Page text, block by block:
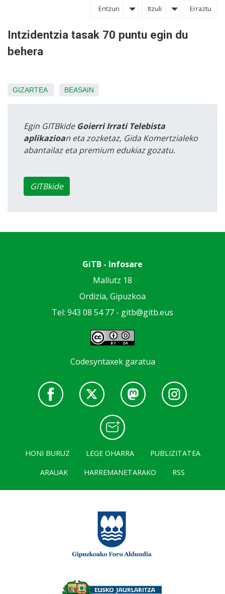
Entzun Itzuli Erraztu
Intzidentzia tasak 70 puntu egin du
behera
GIZARTEA BEASAIN
Egin GITBkide Goierri Irrati Telebista
aplikazioan eta zozketaz, Gida Komertzialeko
abantailaz eta premium edukiaz gozatu.
GITBkide
GiTB - Infosare
Mallutz 18
Ordizia, Gipuzkoa
Tel: 943 08 54 77 - gitb@gitb.eus
Codesyntaxek garatua
HONI BURUZ LEGE OHARRA
PUBLIZITATEA
ARAUAK
HARREMANETARAKO RSS